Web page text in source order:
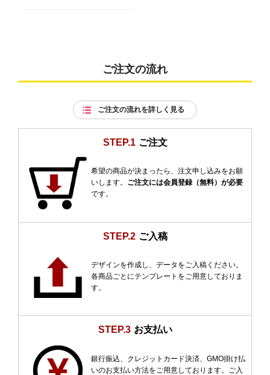
ご注文の流れ
ご注文の流れを詳しく見る
STEP.1 ご注文
希望の商品が決まったら、注文申し込みをお願
いします。 ご注文には会員登録（無料）が必要
です。
STEP.2 ご入稿
デザインを作成し、データをご入稿ください。
各商品ごとにテンプレートをご用意しておりま
す。
STEP.3 お支払い
銀行振込、クレジットカード決済、GMO掛け払
いのお支払い方法をご用意しております。ご入